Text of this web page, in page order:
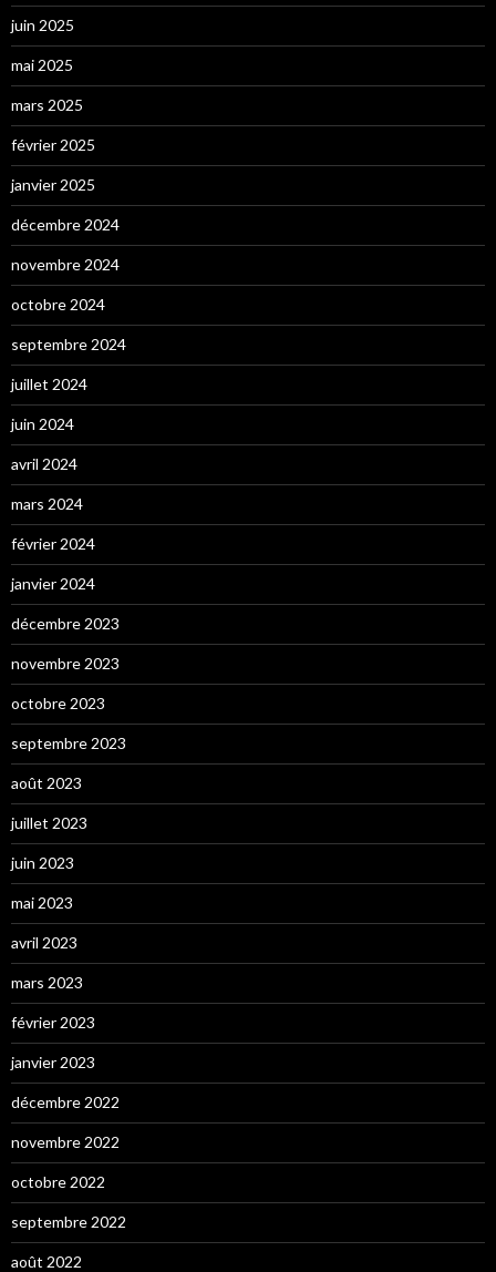
juin 2025
mai 2025
mars 2025
février 2025
janvier 2025
décembre 2024
novembre 2024
octobre 2024
septembre 2024
juillet 2024
juin 2024
avril 2024
mars 2024
février 2024
janvier 2024
décembre 2023
novembre 2023
octobre 2023
septembre 2023
août 2023
juillet 2023
juin 2023
mai 2023
avril 2023
mars 2023
février 2023
janvier 2023
décembre 2022
novembre 2022
octobre 2022
septembre 2022
août 2022